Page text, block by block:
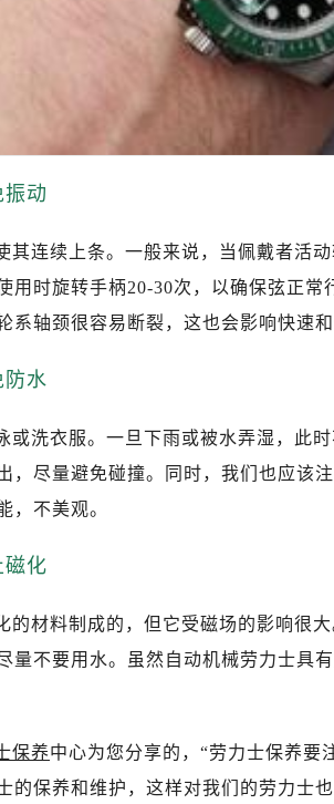
山区红山路26号时代广场（CCMALL）C
绣路1067号置信广场10层1015室（需提
友谊西路600号富力中心T2座写字楼29
人民路15号国际金融大厦7层G室（需提前
华五路57号万科金融中心C座12层1205
民中路139号恒隆广场写字楼1座11层
放大道686号世界贸易大厦38层09室（
金湖路59号地王大厦12楼1224室（需提前
洲路729号浦西万达中心写字楼A座7楼
安大路727号中银大厦A座(旺进大厦)18
司高架桥路33号亨特国际金融中心14楼
中山东路39号勒泰中心写字楼B座13层
华东道100号万达广场写字楼A座10层
海大道1800号腾达中心东1幢20楼2002
里河区西津西路16号兰州中心写字楼21
中区民权路28号英利国际金融中心写字
动
其连续上条。一般来说，当佩戴者活
用时旋转手柄20-30次，以确保弦正
系轴颈很容易断裂，这也会影响快速和
防水
或洗衣服。一旦下雨或被水弄湿，此
，尽量避免碰撞。同时，我们也应该
，不美观。
磁化
的材料制成的，但它受磁场的影响很
量不要用水。虽然自动机械劳力士具
保养中心为您分享的，“劳力士保养要
的保养和维护，这样对我们的劳力士